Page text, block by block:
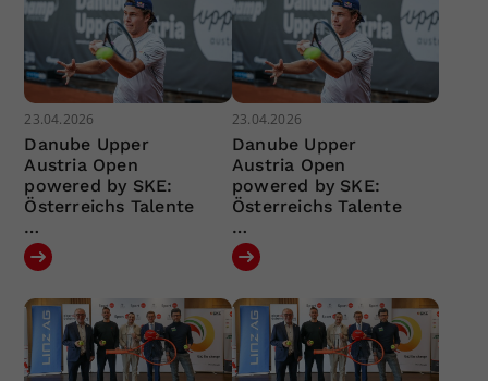
23.04.2026
Danube Upper
Austria Open
powered by SKE:
Österreichs Talente
…
23.04.2026
Danube Upper
Austria Open
powered by SKE:
Österreichs Talente
…